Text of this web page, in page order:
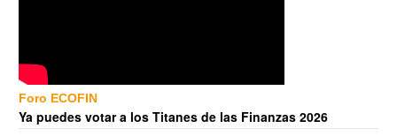
Foro ECOFIN
Ya puedes votar a los Titanes de las Finanzas 2026